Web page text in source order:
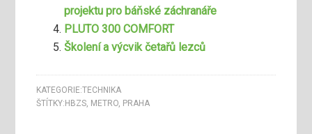
projektu pro báňské záchranáře
PLUTO 300 COMFORT
Školení a výcvik četařů lezců
KATEGORIE:TECHNIKA
ŠTÍTKY: HBZS, METRO, PRAHA